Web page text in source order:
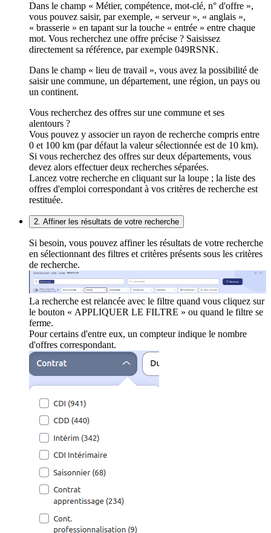
Dans le champ « Métier, compétence, mot-clé, n° d'offre »,
vous pouvez saisir, par exemple, « serveur », « anglais »,
« brasserie » en tapant sur la touche « entrée » entre chaque
mot. Vous recherchez une offre précise ? Saisissez
directement sa référence, par exemple 049RSNK.
Dans le champ « lieu de travail », vous avez la possibilité de
saisir une commune, un département, une région, un pays ou
un continent.
Vous recherchez des offres sur une commune et ses
alentours ?
Vous pouvez y associer un rayon de recherche compris entre
0 et 100 km (par défaut la valeur sélectionnée est de 10 km).
Si vous recherchez des offres sur deux départements, vous
devez alors effectuer deux recherches séparées.
Lancez votre recherche en cliquant sur la loupe ; la liste des
offres d'emploi correspondant à vos critères de recherche est
restituée.
2. Affiner les résultats de votre recherche
Si besoin, vous pouvez affiner les résultats de votre recherche
en sélectionnant des filtres et critères présents sous les critères
de recherche.
La recherche est relancée avec le filtre quand vous cliquez sur
le bouton « APPLIQUER LE FILTRE » ou quand le filtre se
ferme.
Pour certains d'entre eux, un compteur indique le nombre
d'offres correspondant.